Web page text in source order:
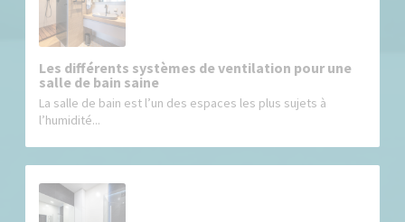
Les différents systèmes de ventilation pour une
salle de bain saine
La salle de bain est l’un des espaces les plus sujets à
l’humidité...